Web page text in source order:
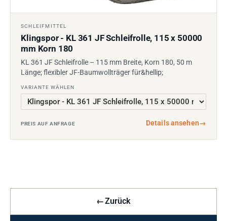
SCHLEIFMITTEL
Klingspor - KL 361 JF Schleifrolle, 115 x 50000
mm Korn 180
KL 361 JF Schleifrolle – 115 mm Breite, Korn 180, 50 m
Länge; flexibler JF-Baumwollträger für&hellip;
VARIANTE WÄHLEN
PREIS AUF ANFRAGE Details ansehen→
←Zurück